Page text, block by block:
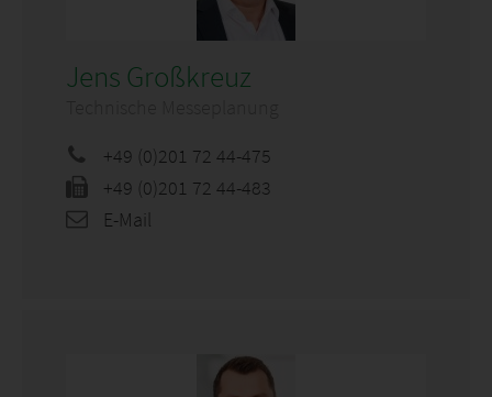
Jens Großkreuz
+49 (0)201 72 44-475
+49 (0)201 72 44-483
E-Mail